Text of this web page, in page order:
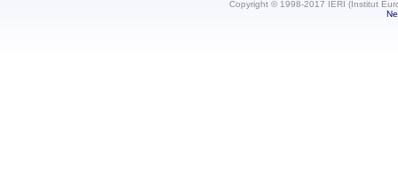
Copyright © 1998-2017 IERI (Institut